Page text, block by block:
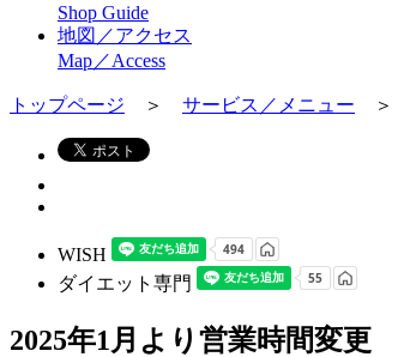
Shop Guide
地図／アクセス
Map／Access
トップページ ＞ サービス／メニュー ＞
WISH
ダイエット専門
2025年1月より営業時間変更